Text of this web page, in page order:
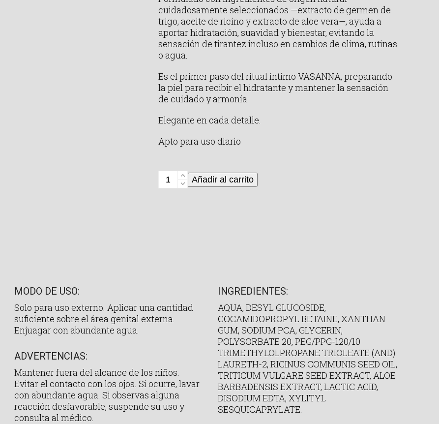
cuidadosamente seleccionados —extracto de germen de
trigo, aceite de ricino y extracto de aloe vera—, ayuda a
aportar hidratación, suavidad y bienestar, evitando la
sensación de tirantez incluso en cambios de clima, rutinas
o agua.
Es el primer paso del ritual íntimo VASANNA, preparando
la piel para recibir el hidratante y mantener la sensación
de cuidado y armonía.
Elegante en cada detalle.
Apto para uso diario
Loción
limpiador
Añadir al carrito
MODO DE USO:
Solo para uso externo. Aplicar una cantidad
suficiente sobre el área genital externa.
Enjuagar con abundante agua.
ADVERTENCIAS:
Mantener fuera del alcance de los niños.
Evitar el contacto con los ojos. Si ocurre, lavar
con abundante agua. Si observas alguna
reacción desfavorable, suspende su uso y
consulta al médico.
INGREDIENTES:
AQUA, DESYL GLUCOSIDE,
COCAMIDOPROPYL BETAINE, XANTHAN
GUM, SODIUM PCA, GLYCERIN,
POLYSORBATE 20, PEG/PPG-120/10
TRIMETHYLOLPROPANE TRIOLEATE (AND)
LAURETH-2, RICINUS COMMUNIS SEED OIL,
TRITICUM VULGARE SEED EXTRACT, ALOE
BARBADENSIS EXTRACT, LACTIC ACID,
DISODIUM EDTA, XYLITYL
SESQUICAPRYLATE.